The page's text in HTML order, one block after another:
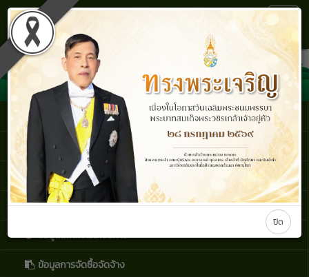
กองบริหารทรัพยากร มหาวิทยาลัยเทคโนโลยีราชมงคลล้านนา
พิษณุโลก
คู่มือและขั้นตอน
ระบบ HR
ระบบสารสนเทศ
e-service
ข้อมูลสถิติการให้บริการ
ข้อมูลการจัดซื้อจัดจ้าง
ปิด